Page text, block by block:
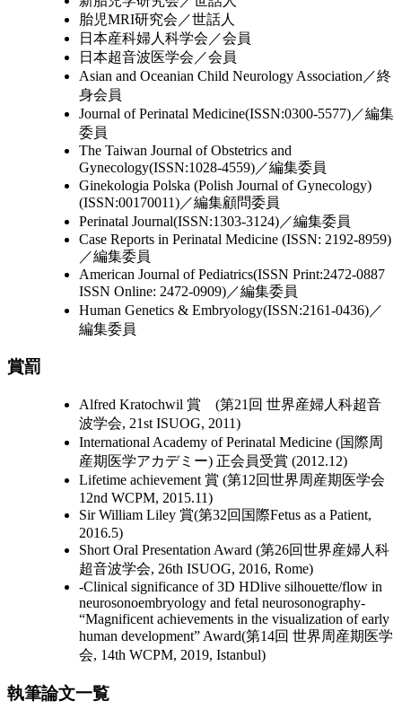
胎児MRI研究会／世話人
日本産科婦人科学会／会員
日本超音波医学会／会員
Asian and Oceanian Child Neurology Association／終
身会員
Journal of Perinatal Medicine(ISSN:0300-5577)／編集
委員
The Taiwan Journal of Obstetrics and
Gynecology(ISSN:1028-4559)／編集委員
Ginekologia Polska (Polish Journal of Gynecology)
(ISSN:00170011)／編集顧問委員
Perinatal Journal(ISSN:1303-3124)／編集委員
Case Reports in Perinatal Medicine (ISSN: 2192-8959)
／編集委員
American Journal of Pediatrics(ISSN Print:2472-0887
ISSN Online: 2472-0909)／編集委員
Human Genetics & Embryology(ISSN:2161-0436)／
編集委員
賞罰
Alfred Kratochwil 賞 (第21回 世界産婦人科超音
波学会, 21st ISUOG, 2011)
International Academy of Perinatal Medicine (国際周
産期医学アカデミー) 正会員受賞 (2012.12)
Lifetime achievement 賞 (第12回世界周産期医学会
12nd WCPM, 2015.11)
Sir William Liley 賞(第32回国際Fetus as a Patient,
2016.5)
Short Oral Presentation Award (第26回世界産婦人科
超音波学会, 26th ISUOG, 2016, Rome)
-Clinical significance of 3D HDlive silhouette/flow in
neurosonoembryology and fetal neurosonography-
“Magnificent achievements in the visualization of early
human development” Award(第14回 世界周産期医学
会, 14th WCPM, 2019, Istanbul)
執筆論文一覧